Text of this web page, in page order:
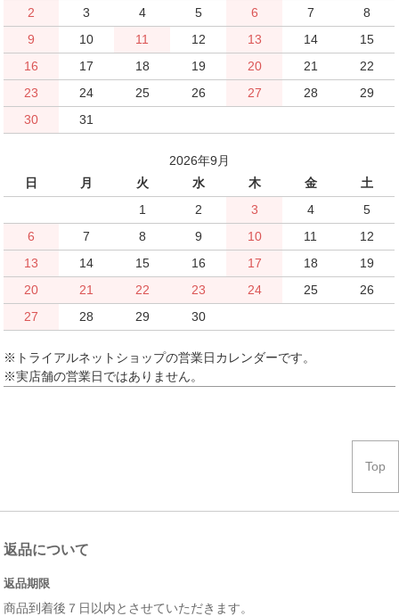
2
3 4 5 6 7
8
9
10 11 12 13 14
15
16
17 18 19 20 21
22
23
24 25 26 27 28
29
30
31
2026年9月
日
月 火 水 木 金
土
1
2 3 4
5
6
7 8 9 10 11
12
13
14 15 16 17 18
19
20
21 22 23 24 25
26
27
28 29 30
※トライアルネットショップの営業日カレンダーです。
※実店舗の営業日ではありません。
Top
返品について
返品期限
商品到着後７日以内とさせていただきます。